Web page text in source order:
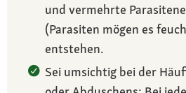
und vermehrte
(Parasiten mögen es
entstehen.
Sei umsichtig bei der